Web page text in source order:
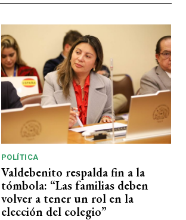
POLÍTICA
Valdebenito respalda fin a la
tómbola: “Las familias deben
volver a tener un rol en la
elección del colegio”